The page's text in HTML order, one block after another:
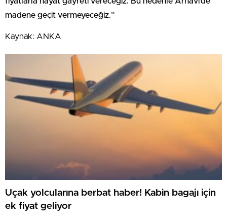
madene geçit vermeyeceğiz.”
Kaynak: ANKA
Uçak yolcularına berbat haber! Kabin bagajı için
ek fiyat geliyor